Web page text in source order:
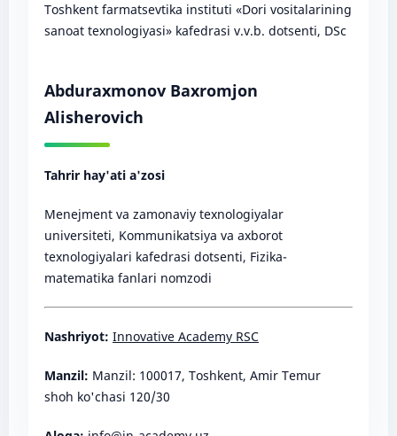
Toshkent farmatsevtika instituti «Dori vositalarining
sanoat texnologiyasi» kafedrasi v.v.b. dotsenti, DSc
Abduraxmonov Baxromjon
Alisherovich
Tahrir hay'ati a'zosi
Menejment va zamonaviy texnologiyalar
universiteti, Kommunikatsiya va axborot
texnologiyalari kafedrasi dotsenti, Fizika-
matematika fanlari nomzodi
Nashriyot: Innovative Academy RSC
Manzil: Manzil: 100017, Toshkent, Amir Temur
shoh ko'chasi 120/30